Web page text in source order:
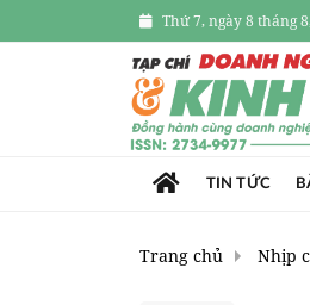
Thứ 7, ngày 8 tháng
TIN TỨC
Trang chủ Nhịp